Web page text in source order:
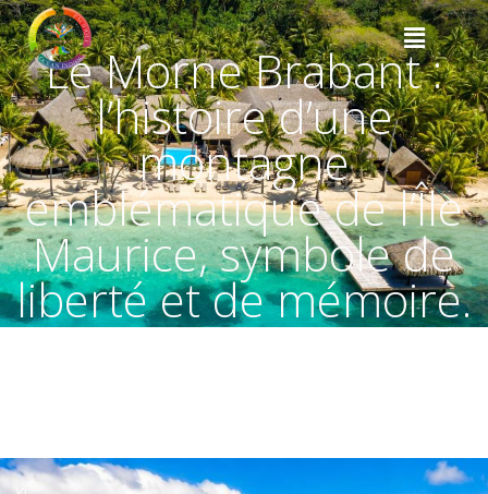
Le Morne Brabant :
l’histoire d’une
montagne
emblématique de l’Île
Maurice, symbole de
liberté et de mémoire.